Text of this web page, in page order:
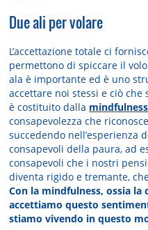
Due ali per volare
L’accettazione totale ci
permettono di spiccare il
ala è importante ed è uno
accettare noi stessi e ciò
è costituito dalla mindfulness
consapevolezza che
succedendo nell’esperienza
consapevoli della paura, ad
consapevoli che i nostri
diventa rigido e tremante,
Con la mindfulness, ossia la
accettiamo questo
stiamo vivendo in questo